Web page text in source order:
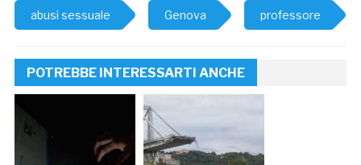
abusi sessuale Genova professore
POTREBBE INTERESSARTI ANCHE